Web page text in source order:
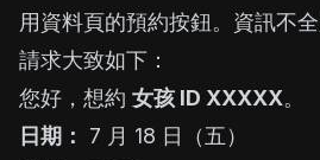
用資料頁的預約按鈕。資訊不
請求大致如下：
您好，想約 女孩 ID XXXXX。
日期：
7 月 18 日（五）